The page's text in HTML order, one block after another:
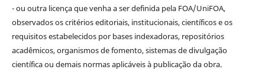
- ou outra licença que venha a ser definida pela FOA/UniFOA,
observados os critérios editoriais, institucionais, científicos e os
requisitos estabelecidos por bases indexadoras, repositórios
acadêmicos, organismos de fomento, sistemas de divulgação
científica ou demais normas aplicáveis à publicação da obra.